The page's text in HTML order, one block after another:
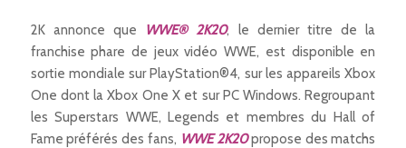
2K annonce que WWE® 2K20, le dernier titre de la
franchise phare de jeux vidéo WWE, est disponible en
sortie mondiale sur PlayStation®4, sur les appareils Xbox
One dont la Xbox One X et sur PC Windows. Regroupant
les Superstars WWE, Legends et membres du Hall of
Fame préférés des fans, WWE 2K20propose des matchs